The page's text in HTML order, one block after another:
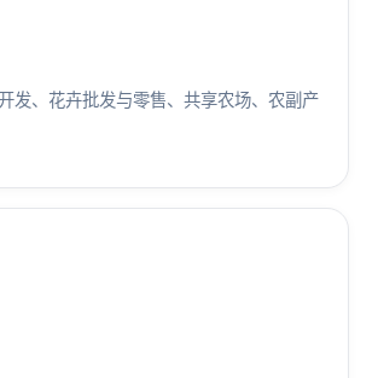
发、花卉批发与零售、共享农场、农副产